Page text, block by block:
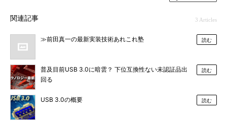
関連記事 3 Articles
≫前田真一の最新実装技術あれこれ塾 読む
普及目前USB 3.0に暗雲？ 下位互換性ない未認証品出
回る
読む
USB 3.0の概要 読む